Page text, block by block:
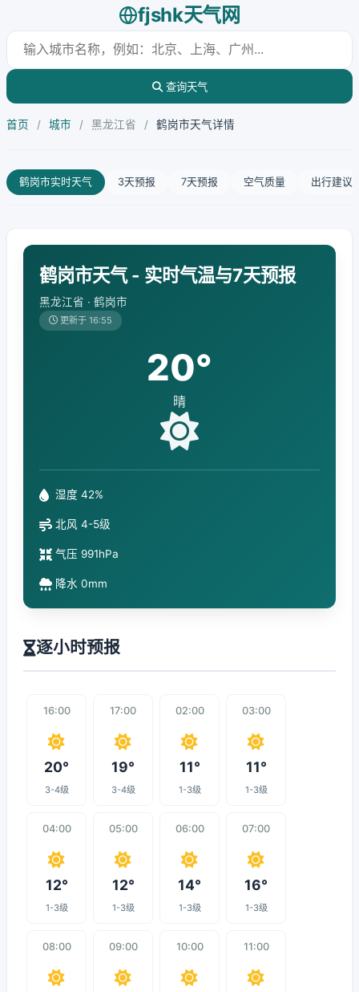
fjshk天气网
查询天气
首页 / 城市 / 黑龙江省 / 鹤岗市天气详情
鹤岗市实时天气 3天预报 7天预报 空气质量 出行建议
鹤岗市天气 - 实时气温与7天预报
黑龙江省 · 鹤岗市
更新于 16:55
20°
晴
湿度 42%
北风 4-5级
气压 991hPa
降水 0mm
逐小时预报
16:00
20°
3-4级
17:00
19°
3-4级
02:00
11°
1-3级
03:00
11°
1-3级
04:00
12°
1-3级
05:00
12°
1-3级
06:00
14°
1-3级
07:00
16°
1-3级
08:00 09:00 10:00 11:00